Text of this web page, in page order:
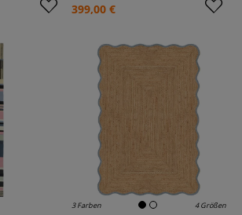
399,00 €
3 Farben 4 Größen